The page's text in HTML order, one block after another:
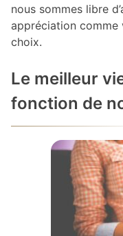
nous sommes libre
appréciation comme
choix.
Le meilleur
fonction de